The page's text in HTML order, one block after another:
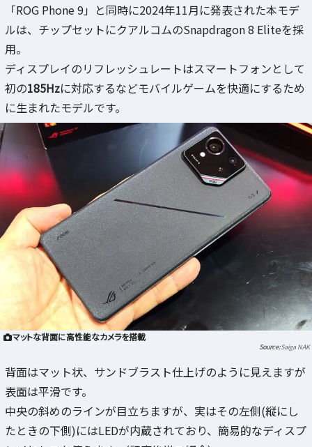
「ROG Phone 9」と同時に2024年11月に発表された本モデ
ルは、チップセットにクアルコムのSnapdragon 8 Eliteを採
用。
ディスプレイのリフレッシュレートはスマートフォンとして
初の185Hzに対応するなどモバイルゲームを快適にするため
に生まれたモデルです。
マットな背面に高性能なカメラを搭載
Saiga NAK
背面はマット状、サンドブラスト仕上げのように見えますが
表面は平滑です。
中央の斜めのラインが目立ちますが、実はその左側(縦にし
たときの下側)にはLEDが内蔵されており、簡易的なディスプ